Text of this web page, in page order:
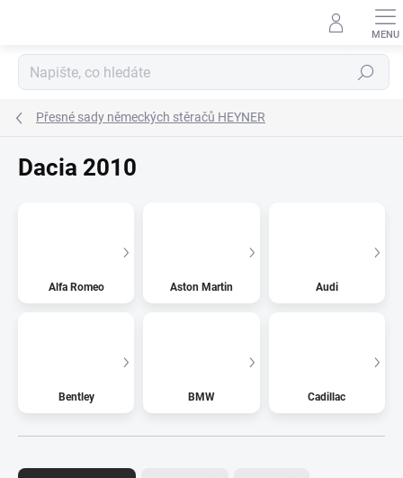
Hledat
Přesné sady německých stěračů HEYNER
Dacia 2010
Alfa Romeo Aston Martin Audi
Bentley BMW Cadillac
Ř